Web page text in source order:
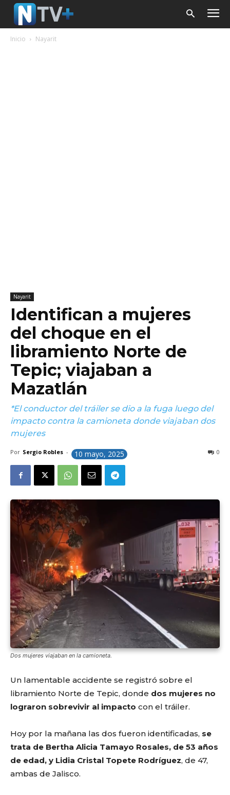
Inicio Nayarit
Nayarit
Identifican a mujeres
del choque en el
libramiento Norte de
Tepic; viajaban a
Mazatlán
*El conductor del tráiler se dio a la fuga luego del
impacto contra la camioneta donde viajaban dos
mujeres
Por Sergio Robles - 10 mayo, 2025 0
Dos mujeres viajaban en la camioneta.
Un lamentable accidente se registró sobre el
libramiento Norte de Tepic, donde dos mujeres no
lograron sobrevivir al impacto con el tráiler.
Hoy por la mañana las dos fueron identificadas, se
trata de Bertha Alicia Tamayo Rosales, de 53 años
de edad, y Lidia Cristal Topete Rodríguez, de 47,
ambas de Jalisco.